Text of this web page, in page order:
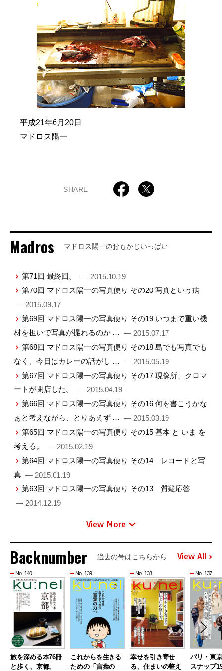
平成21年6月20日
マドロス陽一
SHARE
Madros マドロス陽一のおもかじいっぱい
第71回 最終回。
— 2015.10.19
第70回 マドロス陽一の写真便り その20 写真という病
— 2015.09.17
第69回 マドロス陽一の写真便り その19 いつまで重い機
材を担いで写真が撮れるのか … — 2015.07.17
第68回 マドロス陽一の写真便り その18 島でも写真でも
なく、今日はカレーの話がし … — 2015.05.19
第67回 マドロス陽一の写真便り その17 現像所、クロマ
ートが閉店した。
— 2015.04.19
第66回 マドロス陽一の写真便り その16 何を書こうかな
ぁと考えながら、とりあえず … — 2015.03.19
第65回 マドロス陽一の写真便り その15 基本 と いま を
考える。
— 2015.02.19
第64回 マドロス陽一の写真便り その14 レコードと写
真 — 2015.01.19
第63回 マドロス陽一の写真便り その13 質疑応答
— 2014.12.19
View More
Backnumber 過去の号はこちらから View All
No. 140
旅を深める本76冊
と歩く、京都。
No. 139
これからを生きる
ための「言葉の
No. 138
幸せを引き寄せ
る、住まいの整え
No. 137
パリ・東
スナップ